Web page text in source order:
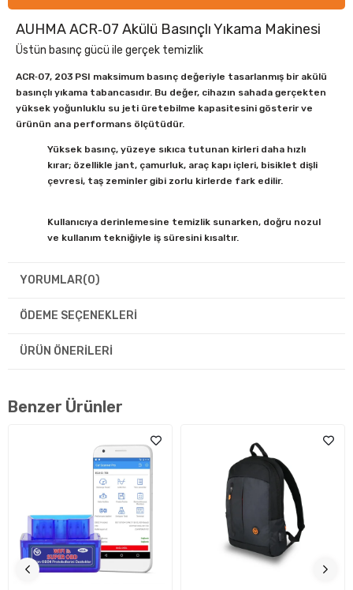
AUHMA ACR‑07 Akülü Basınçlı Yıkama Makinesi
Üstün basınç gücü ile gerçek temizlik
ACR‑07, 203 PSI maksimum basınç değeriyle tasarlanmış bir akülü
basınçlı yıkama tabancasıdır. Bu değer, cihazın sahada gerçekten
yüksek yoğunluklu su jeti üretebilme kapasitesini gösterir ve
ürünün ana performans ölçütüdür.
Yüksek basınç, yüzeye sıkıca tutunan kirleri daha hızlı
kırar; özellikle jant, çamurluk, araç kapı içleri, bisiklet dişli
çevresi, taş zeminler gibi zorlu kirlerde fark edilir.
Kullanıcıya derinlemesine temizlik sunarken, doğru nozul
ve kullanım tekniğiyle iş süresini kısaltır.
performansını gösterir. ACR‑07, teknik yapısı sayesinde
civarında bir su akışına sahip olup; hem kir sökme hem durulama
şartı dışında çalışılırken su kaynağı verimliliği önemlidir;
kova veya doğal kaynak kullanımı rahat olur.
Fırçasız motorla verim ve dayanıklılık
fırçasız motoryapısıyla kurulmuştur. Fırçasız mimari,
daha sessiz çalışma, daha az ısı birikimi ve uzun vadede daha iyi
dayanıklılık sunma amaçlı bir seçimdir.
Motorun verimli güç üretimi, yüksek basınç değerini
YORUMLAR(0)
ÖDEME SEÇENEKLERI
ÜRÜN ÖNERILERI
Benzer Ürünler